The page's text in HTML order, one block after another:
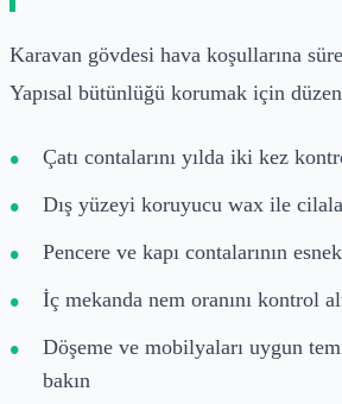
Karavan gövdesi hava koşullarına
Yapısal bütünlüğü korumak için
Çatı contalarını yılda iki kez
Dış yüzeyi koruyucu wax ile
Pencere ve kapı contalarının
İç mekanda nem oranını kontrol
Döşeme ve mobilyaları uygun
bakın